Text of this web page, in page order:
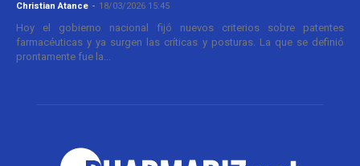
Christian Atance - 18/03/2026 15:45
Hoy el gobierno nacional fijó nuevos criterios sobre patentes
farmacéuticas y ya surgen las críticas y posturas. La que se definió
prontamente fue la...